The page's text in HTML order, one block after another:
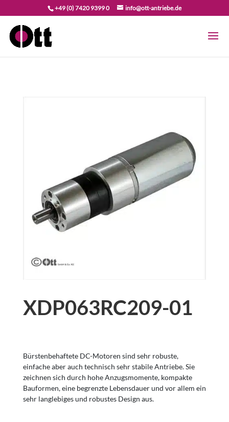
+49 (0) 7420 9399 0 info@ott-antriebe.de
XDP063RC209-01
Bürstenbehaftete DC-Motoren sind sehr robuste,
einfache aber auch technisch sehr stabile Antriebe. Sie
zeichnen sich durch hohe Anzugsmomente, kompakte
Bauformen, eine begrenzte Lebensdauer und vor allem ein
sehr langlebiges und robustes Design aus.